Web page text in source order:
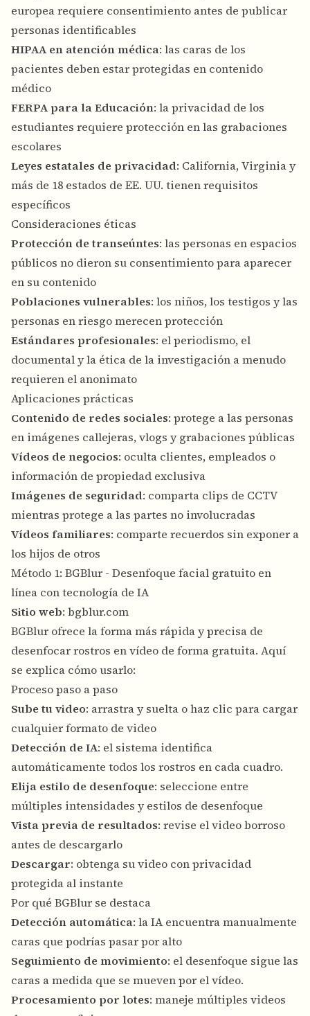
europea requiere consentimiento antes de publicar
personas identificables
HIPAA en atención médica: las caras de los
pacientes deben estar protegidas en contenido
médico
FERPA para la Educación: la privacidad de los
estudiantes requiere protección en las grabaciones
escolares
Leyes estatales de privacidad: California, Virginia y
más de 18 estados de EE. UU. tienen requisitos
específicos
Consideraciones éticas
Protección de transeúntes: las personas en espacios
públicos no dieron su consentimiento para aparecer
en su contenido
Poblaciones vulnerables: los niños, los testigos y las
personas en riesgo merecen protección
Estándares profesionales: el periodismo, el
documental y la ética de la investigación a menudo
requieren el anonimato
Aplicaciones prácticas
Contenido de redes sociales: protege a las personas
en imágenes callejeras, vlogs y grabaciones públicas
Vídeos de negocios: oculta clientes, empleados o
información de propiedad exclusiva
Imágenes de seguridad: comparta clips de CCTV
mientras protege a las partes no involucradas
Vídeos familiares: comparte recuerdos sin exponer a
los hijos de otros
Método 1: BGBlur - Desenfoque facial gratuito en
línea con tecnología de IA
Sitio web: bgblur.com
BGBlur ofrece la forma más rápida y precisa de
desenfocar rostros en vídeo de forma gratuita. Aquí
se explica cómo usarlo:
Proceso paso a paso
Sube tu video: arrastra y suelta o haz clic para cargar
cualquier formato de video
Detección de IA: el sistema identifica
automáticamente todos los rostros en cada cuadro.
Elija estilo de desenfoque: seleccione entre
múltiples intensidades y estilos de desenfoque
Vista previa de resultados: revise el video borroso
antes de descargarlo
Descargar: obtenga su video con privacidad
protegida al instante
Por qué BGBlur se destaca
Detección automática: la IA encuentra manualmente
caras que podrías pasar por alto
Seguimiento de movimiento: el desenfoque sigue las
caras a medida que se mueven por el vídeo.
Procesamiento por lotes: maneje múltiples videos